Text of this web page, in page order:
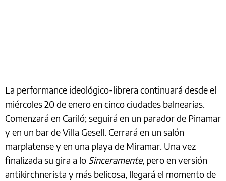
La performance ideológico-librera continuará desde el
miércoles 20 de enero en cinco ciudades balnearias.
Comenzará en Cariló; seguirá en un parador de Pinamar
y en un bar de Villa Gesell. Cerrará en un salón
marplatense y en una playa de Miramar. Una vez
finalizada su gira a lo Sinceramente, pero en versión
antikirchnerista y más belicosa, llegará el momento de